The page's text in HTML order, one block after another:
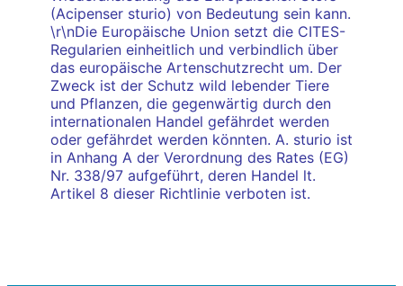
(Acipenser sturio) von Bedeutung sein kann.
\r\nDie Europäische Union setzt die CITES-
Regularien einheitlich und verbindlich über
das europäische Artenschutzrecht um. Der
Zweck ist der Schutz wild lebender Tiere
und Pflanzen, die gegenwärtig durch den
internationalen Handel gefährdet werden
oder gefährdet werden könnten. A. sturio ist
in Anhang A der Verordnung des Rates (EG)
Nr. 338/97 aufgeführt, deren Handel lt.
Artikel 8 dieser Richtlinie verboten ist.